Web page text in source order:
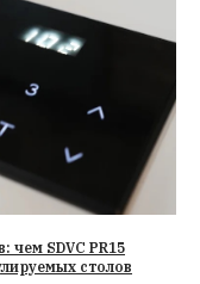
чем SDVC PR15
столов